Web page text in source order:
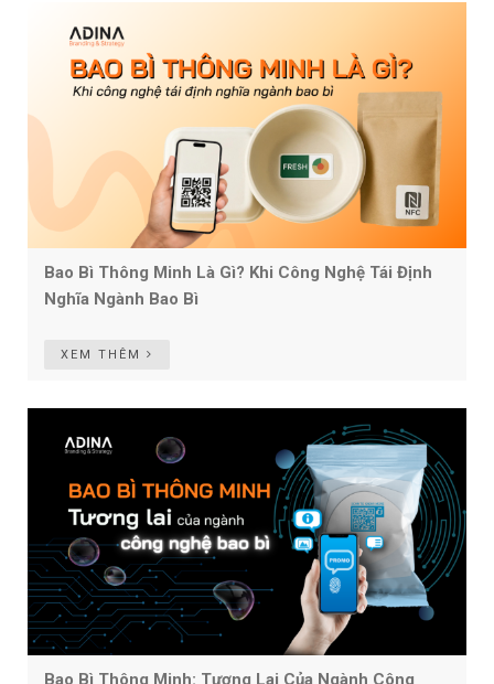
Bao Bì Thông Minh Là Gì? Khi Công Nghệ Tái Định
Nghĩa Ngành Bao Bì
XEM THÊM
Bao Bì Thông Minh: Tương Lai Của Ngành Công